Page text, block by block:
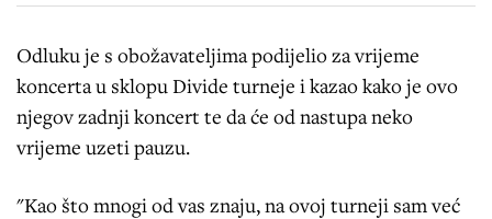
Odluku je s obožavateljima podijelio za vrijeme
koncerta u sklopu Divide turneje i kazao kako je ovo
njegov zadnji koncert te da će od nastupa neko
vrijeme uzeti pauzu.
"Kao što mnogi od vas znaju, na ovoj turneji sam već